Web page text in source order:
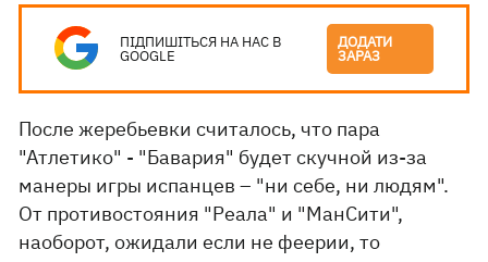
ПІДПИШІТЬСЯ НА НАС В
GOOGLE
ДОДАТИ
ЗАРАЗ
После жеребьевки считалось, что пара
"Атлетико" - "Бавария" будет скучной из-за
манеры игры испанцев – "ни себе, ни людям".
От противостояния "Реала" и "МанСити",
наоборот, ожидали если не феерии, то